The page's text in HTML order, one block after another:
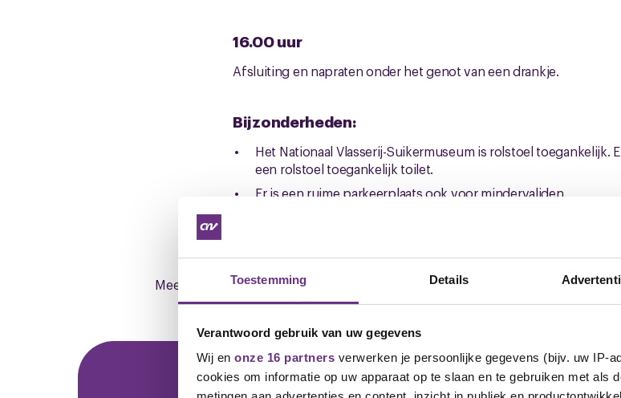
Toestemming Details
Verantwoord gebruik van uw gegevens
Wij en onze 16 partners verwerken je persoonlijke gegevens (bijv. uw IP-
cookies om informatie op uw apparaat op te slaan en te gebruiken met als
16.00 uur
Afsluiting en napraten onder het genot van een drankje.
Bijzonderheden:
Het Nationaal Vlasserij-Suikermuseum is rolstoel toegankelijk.
een rolstoel toegankelijk toilet.
Er is een ruime parkeerplaats ook voor mindervaliden.
Openbaar vervoer, met Arriva buslijn 117 vanuit Breda. Deze
Meer over het Vlasserij-Suikermuseum